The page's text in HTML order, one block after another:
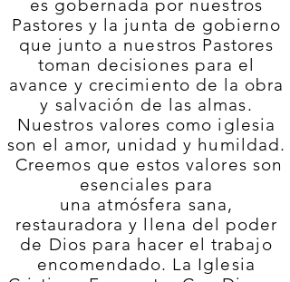
es gobernada por nuestros
Pastores y la junta de gobierno
que junto a nuestros Pastores
toman decisiones para el
avance y crecimiento de la obra
y salvación de las almas.
Nuestros valores como iglesia
son el amor, unidad y humildad.
Creemos que estos valores son
esenciales para
una atmósfera sana,
restauradora y llena del poder
de Dios para hacer el trabajo
encomendado. La Iglesia